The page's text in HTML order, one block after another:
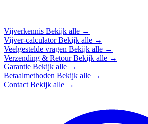
Vijverkennis Bekijk alle →
Vijver-calculatorBekijk alle →
Veelgestelde vragen Bekijk alle →
Verzending & RetourBekijk alle →
Garantie Bekijk alle →
Betaalmethoden Bekijk alle →
Contact Bekijk alle →